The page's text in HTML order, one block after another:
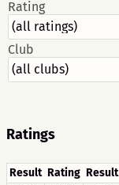
Rating
Club
Ratings
Result Rating Result